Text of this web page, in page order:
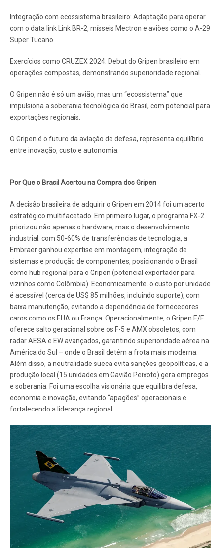
Integração com ecossistema brasileiro: Adaptação para operar
com o data link Link BR-2, mísseis Mectron e aviões como o A-29
Super Tucano.
Exercícios como CRUZEX 2024: Debut do Gripen brasileiro em
operações compostas, demonstrando superioridade regional.
O Gripen não é só um avião, mas um “ecossistema” que
impulsiona a soberania tecnológica do Brasil, com potencial para
exportações regionais.
O Gripen é o futuro da aviação de defesa, representa equilíbrio
entre inovação, custo e autonomia.
Por Que o Brasil Acertou na Compra dos Gripen
A decisão brasileira de adquirir o Gripen em 2014 foi um acerto
estratégico multifacetado. Em primeiro lugar, o programa FX-2
priorizou não apenas o hardware, mas o desenvolvimento
industrial: com 50-60% de transferências de tecnologia, a
Embraer ganhou expertise em montagem, integração de
sistemas e produção de componentes, posicionando o Brasil
como hub regional para o Gripen (potencial exportador para
vizinhos como Colômbia). Economicamente, o custo por unidade
é acessível (cerca de US$ 85 milhões, incluindo suporte), com
baixa manutenção, evitando a dependência de fornecedores
caros como os EUA ou França. Operacionalmente, o Gripen E/F
oferece salto geracional sobre os F-5 e AMX obsoletos, com
radar AESA e EW avançados, garantindo superioridade aérea na
América do Sul – onde o Brasil detém a frota mais moderna.
Além disso, a neutralidade sueca evita sanções geopolíticas, e a
produção local (15 unidades em Gavião Peixoto) gera empregos
e soberania. Foi uma escolha visionária que equilibra defesa,
economia e inovação, evitando “apagões” operacionais e
fortalecendo a liderança regional.